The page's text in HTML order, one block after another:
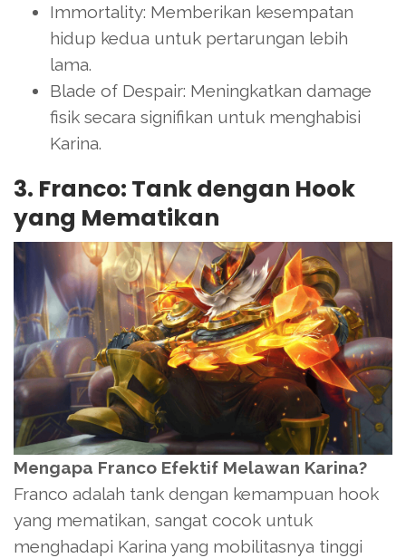
Immortality: Memberikan kesempatan
hidup kedua untuk pertarungan lebih
lama.
Blade of Despair: Meningkatkan damage
fisik secara signifikan untuk menghabisi
Karina.
3. Franco: Tank dengan Hook
yang Mematikan
Mengapa Franco Efektif Melawan Karina?
Franco adalah tank dengan kemampuan hook
yang mematikan, sangat cocok untuk
menghadapi Karina yang mobilitasnya tinggi